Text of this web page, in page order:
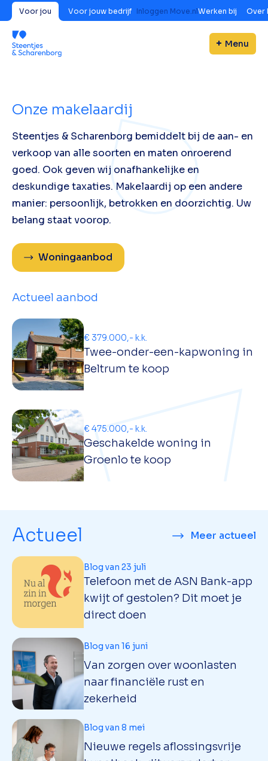
Voor jou Voor jouw bedrijf Inloggen Move.nlWerken bij Over
Menu
Onze makelaardij
Steentjes & Scharenborg bemiddelt bij de aan- en
verkoop van alle soorten en maten onroerend
goed. Ook geven wij onafhankelijke en
deskundige taxaties. Makelaardij op een andere
manier: persoonlijk, betrokken en doorzichtig. Uw
belang staat voorop.
Woningaanbod
Actueel aanbod
Twee-onder-een-kapwoning in
Beltrum te koop
€ 379.000,- k.k.
Geschakelde woning in
Groenlo te koop
€ 475.000,- k.k.
Actueel Meer actueel
Telefoon met de ASN Bank-app
kwijt of gestolen? Dit moet je
direct doen
Blog van 23 juli
Van zorgen over woonlasten
naar financiële rust en
zekerheid
Blog van 16 juni
Nieuwe regels aflossingsvrije
Blog van 8 mei